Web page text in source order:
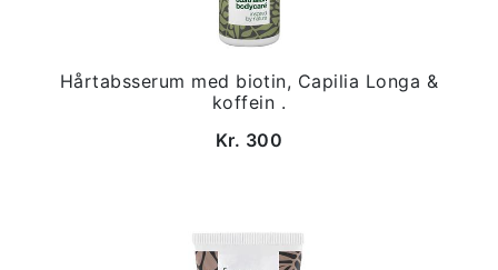
Hårtabsserum med biotin, Capilia Longa &
koffein .
Kr. 300